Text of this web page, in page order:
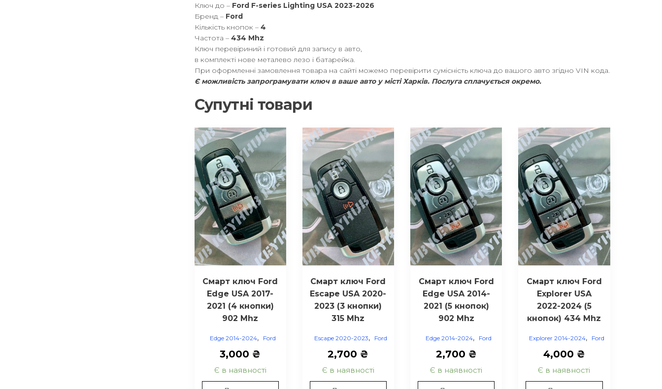
Ключ до – Ford F-series Lighting USA 2023-2026
Бренд – Ford
Кількість кнопок – 4
Частота – 434 Mhz
Ключ перевіриний і готовий для запису в авто,
в комплекті нове металево лезо і батарейка.
При оформленні замовлення товара на сайті можемо перевірити сумісність ключа до вашого авто згідно VIN кода.
Є можливість запрограмувати ключ в ваше авто у місті Харків. Послуга cплачується окремо.
Супутні товари
Смарт ключ Ford
Edge USA 2017-
2021 (4 кнопки)
902 Mhz
Edge 2014-2024, Ford
3,000 ₴
Є в наявності
Смарт ключ Ford
Escape USA 2020-
2023 (3 кнопки)
315 Mhz
Escape 2020-2023, Ford
2,700 ₴
Є в наявності
Смарт ключ Ford
Edge USA 2014-
2021 (5 кнопок)
902 Mhz
Edge 2014-2024, Ford
2,700 ₴
Є в наявності
Смарт ключ Ford
Explorer USA
2022-2024 (5
кнопок) 434 Mhz
Explorer 2014-2024, Ford
4,000 ₴
Є в наявності